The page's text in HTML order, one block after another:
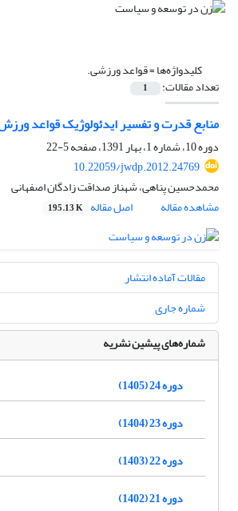
کلیدواژه‌ها =قواعد ورزشی.
تعداد مقالات: 1
منابع قدرت و تفسیر ایدئولوژیک قواعد
دوره 10، شماره 1، بهار 1391، صفحه
5-22
10.22059/jwdp.2012.24769
محمدحسین پناهی، شهناز صداقت زادگان اصفهانی
مشاهده مقاله
اصل مقاله 195.13 K
مقالات آماده انتشار
شماره جاری
شماره‌های پیشین نشریه
دوره 24 (1405)
دوره 23 (1404)
دوره 22 (1403)
دوره 21 (1402)